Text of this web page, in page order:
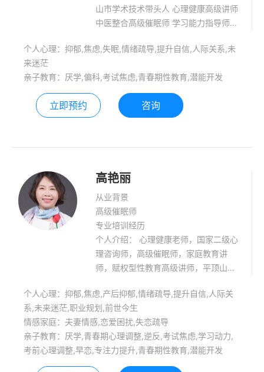
山市学术技术带头人 心理健康高级讲师
中医整合高级催眠师 学习能力指导师
怀慢病委会员
个人心理：抑郁,焦虑,失眠,情绪疏导,提升自信,人际关系,未
来迷茫
亲子教育：厌学,偏科,考试焦虑,青春期性教育,潜能开发
立即预约 咨询
高艳丽
从业背景
高级催眠师
专业培训经历
个人介绍： 心理健康老师，国家二级心
理咨询师，高级催眠师，家庭教育讲
师，赋权型性教育高级讲师，平顶山源
富，多种心理咨询技术的整合，对青少
年心理辅导（厌学，抑郁，焦虑，学习
动力不足，青少年性心理，亲子关系恶
化等），有自己的独到之处。 个人团体
成长沙龙，青少年心理团体，具有积极
的影响力。 面向社会开展公益普及性的
个人心理：抑郁,焦虑,产后抑郁,情绪疏导,提升自信,人际关
系,未来迷茫,职业规划,前世今生
情感家庭：夫妻情感,恋爱困扰,失恋疏导
亲子教育：厌学,青春期心理调整,逆反,考试焦虑,学习动力,
考前心理调整,早恋,专注力提升,青春期性教育,潜能开发